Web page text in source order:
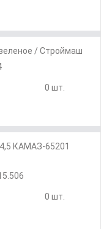
/ Строймаш
0 шт.
КАМАЗ-65201
0 шт.